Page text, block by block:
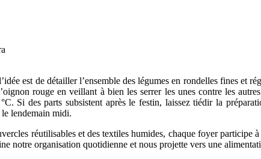
est de détailler l’ensemble des légumes en rondelles fines et
rouge en veillant à bien les serrer les unes contre les
Si des parts subsistent après le festin, laissez tiédir la
lendemain midi.
réutilisables et des textiles humides, chaque foyer
notre organisation quotidienne et nous projette vers une